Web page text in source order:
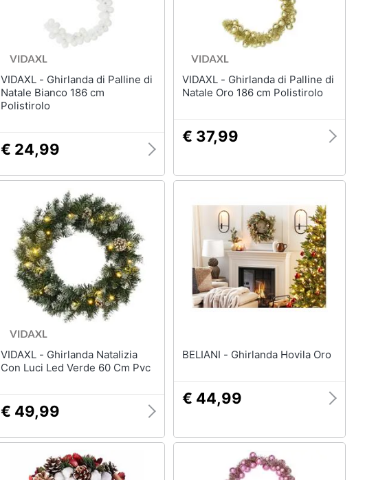
VIDAXL - Ghirlanda di Palline di
Natale Bianco 186 cm
Polistirolo
€ 24,99
VIDAXL - Ghirlanda di Palline di
Natale Oro 186 cm Polistirolo
€ 37,99
VIDAXL - Ghirlanda Natalizia
Con Luci Led Verde 60 Cm Pvc
€ 49,99
BELIANI - Ghirlanda Hovila Oro
€ 44,99